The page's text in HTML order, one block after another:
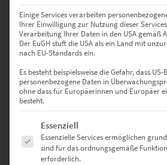
Bewertungen
Einige Services verarbeiten
Ihrer Einwilligung zur Nutzung dieser
Verarbeitung Ihrer Daten in den USA gemäß
Der EuGH stuft die USA als ein Land mit
nach EU-Standards ein.
Es besteht beispielsweise die Gefahr, dass US-
personenbezogene Daten in
ohne dass für Europäerinnen und Europäer
besteht.
Es folgt eine Liste der Service-
Essenziell
Essenzielle Services ermöglichen
sind für das ordnungsgemäße
erforderlich.